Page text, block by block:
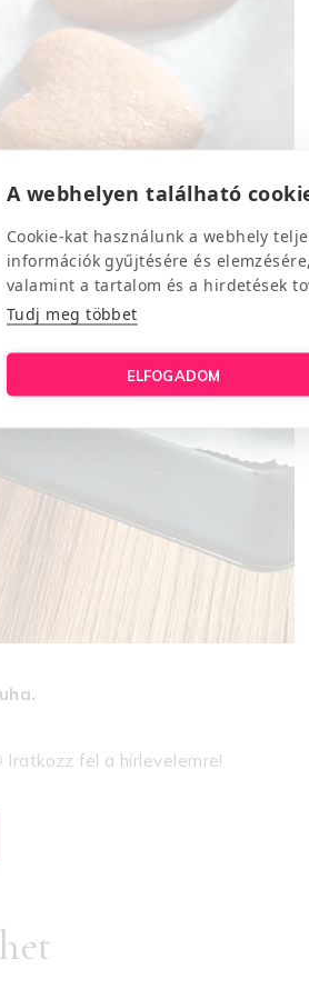
A webhelyen található
Cookie-kat használunk a webhely
információk gyűjtésére és
valamint a tartalom és a hirdetések
Tudj meg többet
ELFOGADOM
Iratkozz fel a hírlevelemre!